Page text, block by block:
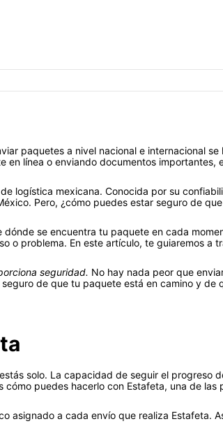
paquetes a nivel nacional e internacional se
línea o enviando documentos importantes,
logística mexicana. Conocida por su
Pero, ¿cómo puedes estar seguro de
se encuentra tu paquete en cada
problema. En este artículo, te guiaremos a
seguridad. No hay nada peor que
de que tu paquete está en camino y de
solo. La capacidad de seguir el progreso
puedes hacerlo con Estafeta, una de las
asignado a cada envío que realiza Estafeta.